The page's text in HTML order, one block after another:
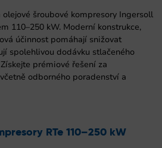
šroubové kompresory Ingersoll
110–250 kW. Moderní konstrukce,
účinnost pomáhají snižovat
spolehlivou dodávku stlačeného
prémiové řešení za
odborného poradenství a
RTe 110–250 kW